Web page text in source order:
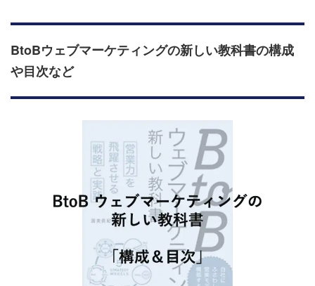
BtoBウェブマーケティングの新しい教科書の構成
や目次など